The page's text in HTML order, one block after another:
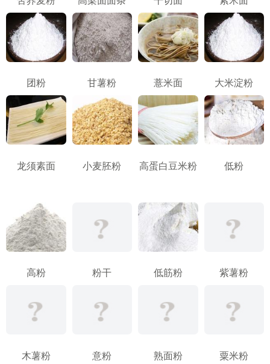
团粉 甘薯粉 薏米面 大米淀粉
龙须素面 小麦胚粉 高蛋白豆米粉 低粉
高粉 粉干 低筋粉 紫薯粉
木薯粉 意粉 熟面粉 粟米粉